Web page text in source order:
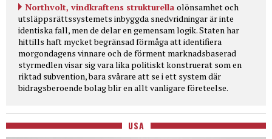
Northvolt, vindkraftens strukturella olönsamhet och
utsläppsrättssystemets inbyggda snedvridningar är inte
identiska fall, men de delar en gemensam logik. Staten har
hittills haft mycket begränsad förmåga att identifiera
morgondagens vinnare och de förment marknadsbaserad
styrmedlen visar sig vara lika politiskt konstruerat som en
riktad subvention, bara svårare att se i ett system där
bidragsberoende bolag blir en allt vanligare företeelse.
USA